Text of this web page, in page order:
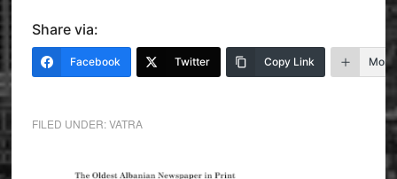
Share via:
Facebook Twitter Copy Link More
FILED UNDER:VATRA